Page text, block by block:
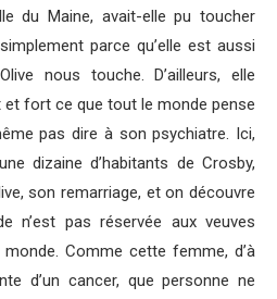
du Maine, avait-elle pu toucher
parce qu’elle est aussi
nous touche. D’ailleurs, elle
et fort ce que tout le monde pense
pas dire à son psychiatre. Ici,
dizaine d’habitants de Crosby,
son remarriage, et on découvre
n’est pas réservée aux veuves
Comme cette femme, d’à
d’un cancer, que personne ne